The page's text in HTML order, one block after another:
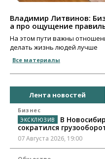
Владимир Литвинов:
а про ощущение
На этом пути важны
делать жизнь людей лучше
Все материалы
Лента новостей
Бизнес
В
сократился
07 Августа 2026, 19:00